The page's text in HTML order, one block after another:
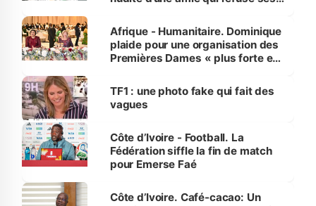
Afrique - Humanitaire. Dominique
plaide pour une organisation des
Premières Dames « plus forte et
sur la scène internationale »
TF1 : une photo fake qui fait des
vagues
Côte d’Ivoire - Football. La
Fédération siffle la fin de match
pour Emerse Faé
Côte d’Ivoire. Café-cacao: Un